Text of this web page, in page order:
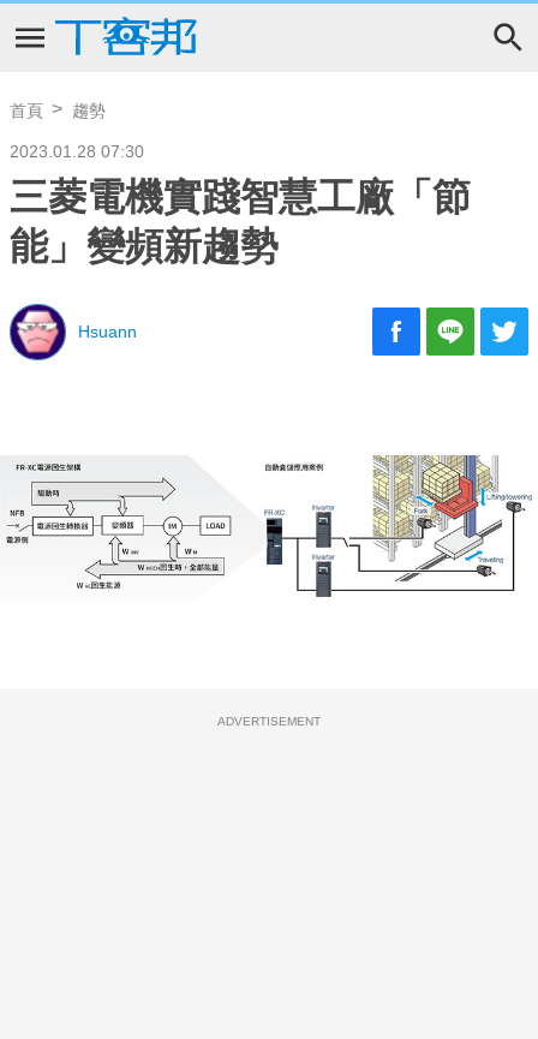
首頁 趨勢
2023.01.28 07:30
三菱電機實踐智慧工廠「節
能」變頻新趨勢
Hsuann
ADVERTISEMENT